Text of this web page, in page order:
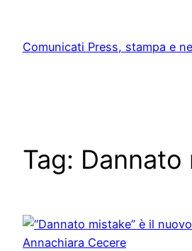
content
Comunicati Press, stampa e
Tag: Dannato